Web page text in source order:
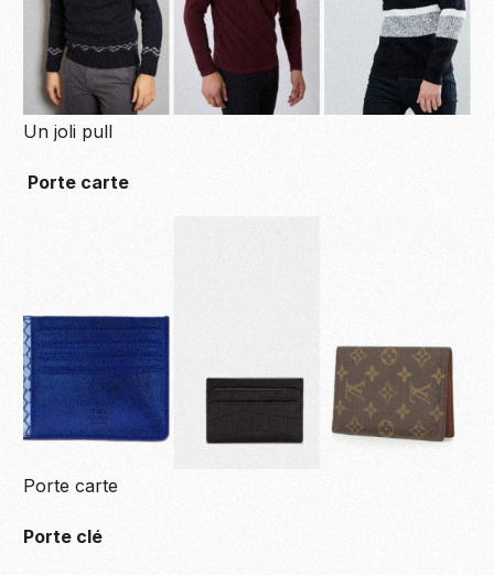
Un joli pull
Porte carte
Porte carte
Porte clé